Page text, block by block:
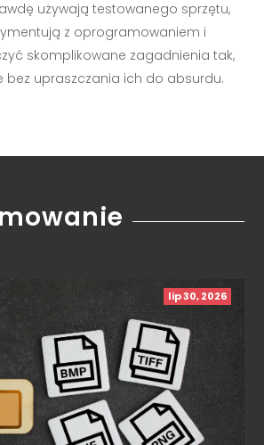
używają testowanego sprzętu,
z oprogramowaniem i
skomplikowane zagadnienia tak,
bez upraszczania ich do absurdu.
lip 30, 2026